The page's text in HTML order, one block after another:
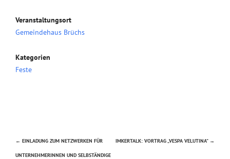
Veranstaltungsort
Gemeindehaus Brüchs
Kategorien
Feste
Beitragsnavigation
← EINLADUNG ZUM NETZWERKEN FÜR
UNTERNEHMERINNEN UND SELBSTÄNDIGE
IMKERTALK: VORTRAG „VESPA VELUTINA“ →